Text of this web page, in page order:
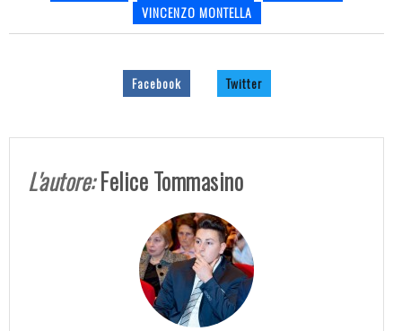
VINCENZO MONTELLA
Facebook Twitter
L'autore:Felice Tommasino